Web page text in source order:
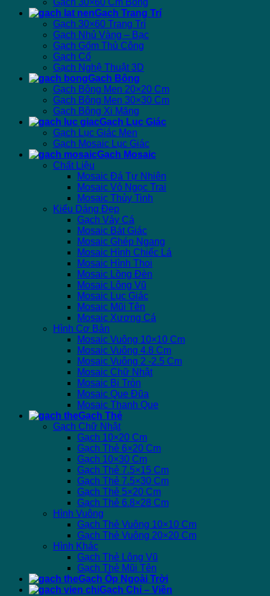
Gạch 30×60 Cm Bóng
Gạch Trang Trí
Gạch 30×60 Trang Trí
Gạch Nhủ Vàng – Bạc
Gạch Gốm Thủ Công
Gạch Cổ
Gạch Nghệ Thuật 3D
Gạch Bông
Gạch Bông Men 20×20 Cm
Gạch Bông Men 30×30 Cm
Gạch Bông Xi Măng
Gạch Lục Giác
Gạch Lục Giác Men
Gạch Mosaic Lục Giác
Gạch Mosaic
Chất Liệu
Mosaic Đá Tự Nhiên
Mosaic Vỏ Ngọc Trai
Mosaic Thủy Tinh
Kiểu Dáng Đẹp
Gạch Vảy Cá
Mosaic Bát Giác
Mosaic Ghép Ngang
Mosaic Hình Chiếc Lá
Mosaic Hình Thoi
Mosaic Lồng Đèn
Mosaic Lông Vũ
Mosaic Lục Giác
Mosaic Mũi Tên
Mosaic Xương Cá
Hình Cơ Bản
Mosaic Vuông 10×10 Cm
Mosaic Vuông 4.8 Cm
Mosaic Vuông 2 -2.5 Cm
Mosaic Chữ Nhật
Mosaic Bi Tròn
Mosaic Que Đũa
Mosaic Thanh Que
Gạch Thẻ
Gạch Chữ Nhật
Gạch 10×20 Cm
Gạch Thẻ 6×20 Cm
Gạch 10×30 Cm
Gạch Thẻ 7.5×15 Cm
Gạch Thẻ 7.5×30 Cm
Gạch Thẻ 5×20 Cm
Gạch Thẻ 6.8×28 Cm
Hình Vuông
Gạch Thẻ Vuông 10×10 Cm
Gạch Thẻ Vuông 20×20 Cm
Hình Khác
Gạch Thẻ Lông Vũ
Gạch Thẻ Mũi Tên
Gạch Ốp Ngoài Trời
Gạch Chỉ – Viền